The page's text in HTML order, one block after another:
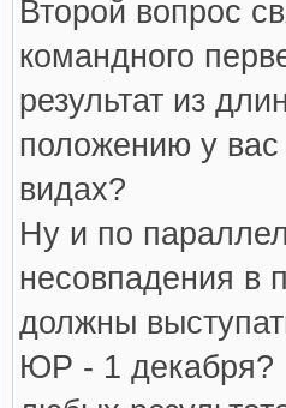
Второй вопрос
командного
результат из
положению у вас
видах?
Ну и по
несовпадения в
должны
ЮР - 1 декабря?